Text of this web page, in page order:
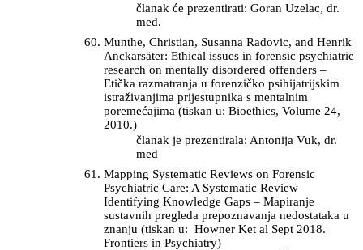
članak će prezentirati: Goran Uzelac, dr.
med.
Munthe, Christian, Susanna Radovic, and Henrik
Anckarsäter: Ethical issues in forensic psychiatric
research on mentally disordered offenders –
Etička razmatranja u forenzičko psihijatrijskim
istraživanjima prijestupnika s mentalnim
poremećajima (tiskan u: Bioethics, Volume 24,
2010.)
članak je prezentirala: Antonija Vuk, dr.
med
Mapping Systematic Reviews on Forensic
Psychiatric Care: A Systematic Review
Identifying Knowledge Gaps – Mapiranje
sustavnih pregleda prepoznavanja nedostataka u
znanju (tiskan u: Howner Ket al Sept 2018.
Frontiers in Psychiatry)